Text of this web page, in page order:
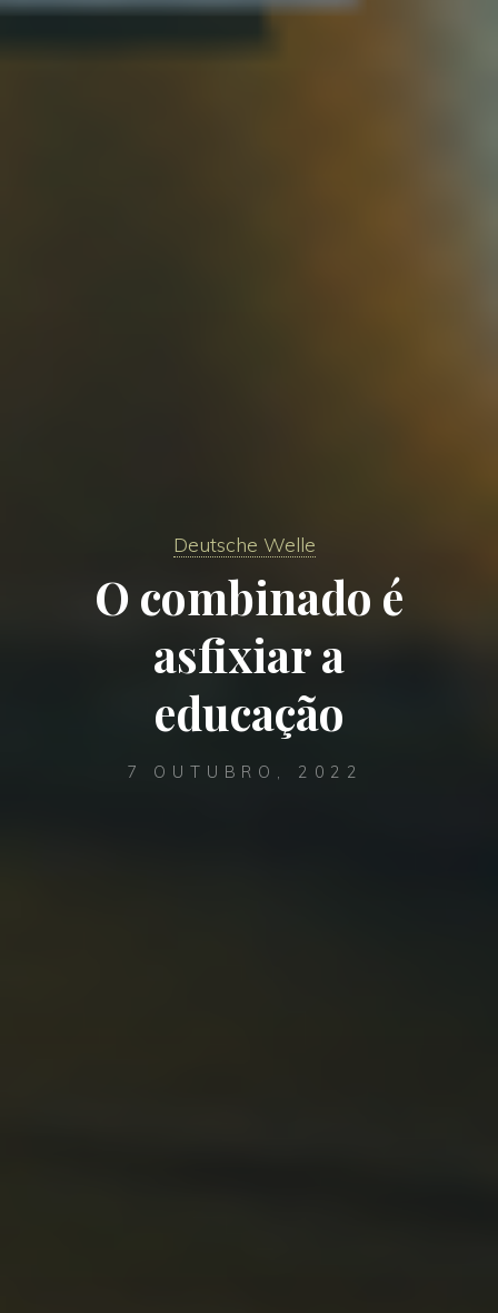
Deutsche Welle
O combinado é
asfixiar a
educação
7 OUTUBRO, 2022